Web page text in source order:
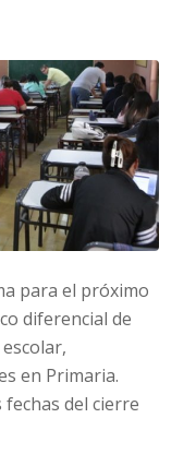
para el próximo
diferencial de
en Primaria.
del cierre